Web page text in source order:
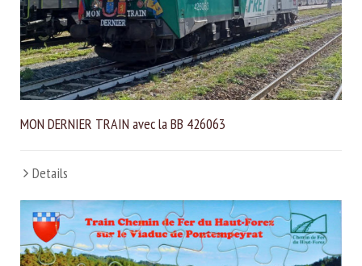
MON DERNIER TRAIN avec la BB 426063
Details